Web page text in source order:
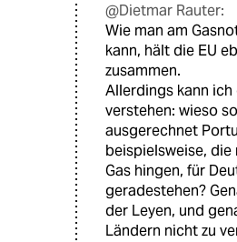
@Dietmar Rauter:
Wie man am
kann, hält die EU
zusammen.
Allerdings kann ich
verstehen: wieso
ausgerechnet
beispielsweise, die
Gas hingen, für
geradestehen?
der Leyen, und
Ländern nicht zu